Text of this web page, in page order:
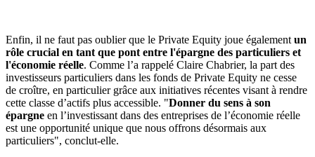
Enfin, il ne faut pas oublier que le Private Equity joue également un
rôle crucial en tant que pont entre l'épargne des particuliers et
l'économie réelle. Comme l’a rappelé Claire Chabrier, la part des
investisseurs particuliers dans les fonds de Private Equity ne cesse
de croître, en particulier grâce aux initiatives récentes visant à rendre
cette classe d’actifs plus accessible. "Donner du sens à son
épargne en l’investissant dans des entreprises de l’économie réelle
est une opportunité unique que nous offrons désormais aux
particuliers", conclut-elle.